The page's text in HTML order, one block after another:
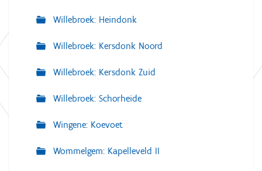
Willebroek: Heindonk
Willebroek: Kersdonk Noord
Willebroek: Kersdonk Zuid
Willebroek: Schorheide
Wingene: Koevoet
Wommelgem: Kapelleveld II